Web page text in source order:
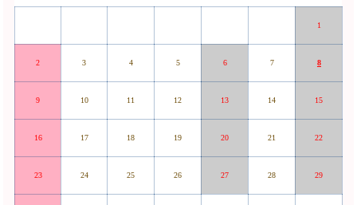
1
2 3 4 5 6 7 8
9 10 11 12 13 14 15
16 17 18 19 20 21 22
23 24 25 26 27 28 29